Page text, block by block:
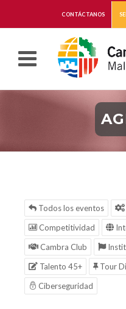
CONTÁCTANOS
Todos los eventos
Competitividad
Cambra Club
Talento 45+
Tour
Ciberseguridad